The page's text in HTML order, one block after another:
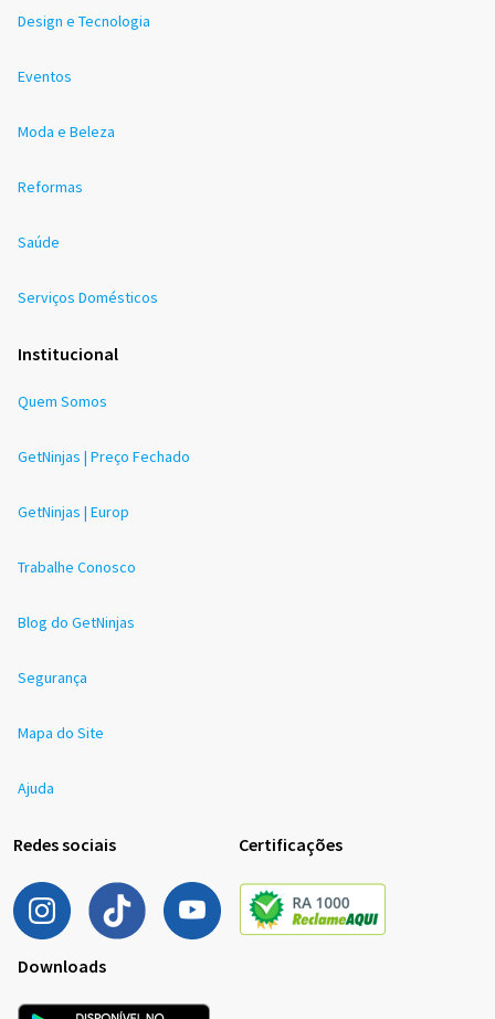
Design e Tecnologia
Eventos
Moda e Beleza
Reformas
Saúde
Serviços Domésticos
Institucional
Quem Somos
GetNinjas | Preço Fechado
GetNinjas | Europ
Trabalhe Conosco
Blog do GetNinjas
Segurança
Mapa do Site
Ajuda
Redes sociais Certificações
Downloads